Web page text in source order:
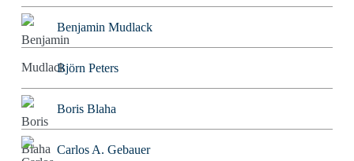
Benjamin Mudlack
Björn Peters
Boris Blaha
Carlos A. Gebauer